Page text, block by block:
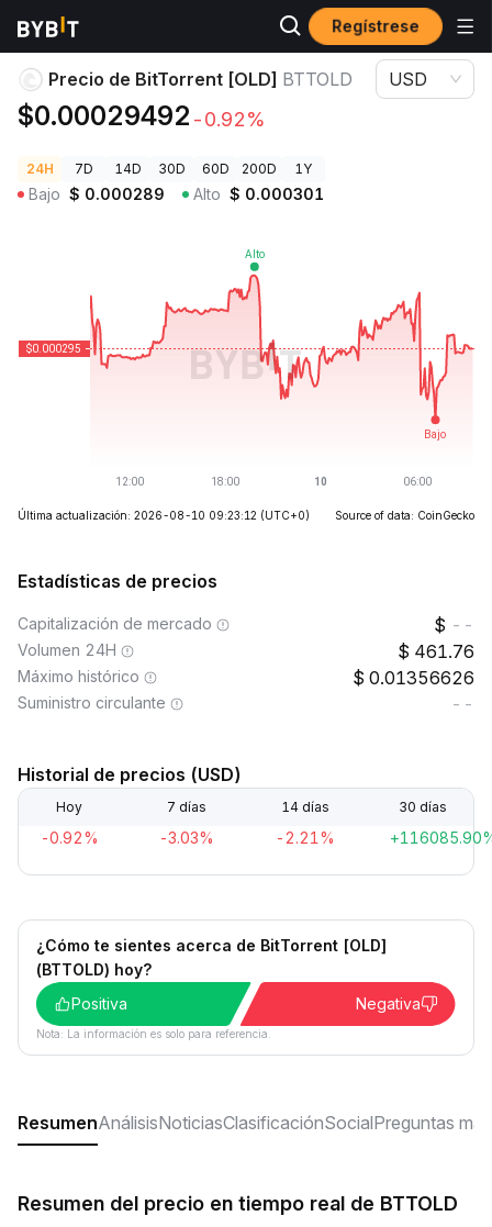
Regístrese
Precios de Criptomonedas Precio de BitTorrent [OLD] BTTOLD
Precio de BitTorrent [OLD] BTTOLD
$0.00029492 -0.92%
USD
24H 7D 14D 30D 60D 200D 1Y
Bajo $ 0.000289 Alto $ 0.000301
Última actualización: 2026-08-10 09:23:12 (UTC+0) Source of data: CoinGecko
Estadísticas de precios
Capitalización de mercado --
Volumen 24H 461.76
Máximo histórico 0.01356626
Suministro circulante --
Historial de precios (USD)
Hoy 7 días 14 días 30 días
-0.92% -3.03% -2.21%
¿Cómo te sientes acerca de BitTorrent [OLD]
(BTTOLD) hoy?
Positiva
Negativa
Nota: La información es solo para referencia.
ResumenAnálisisNoticiasClasificaciónSocialPreguntas
Resumen del precio en tiempo real de BTTOLD